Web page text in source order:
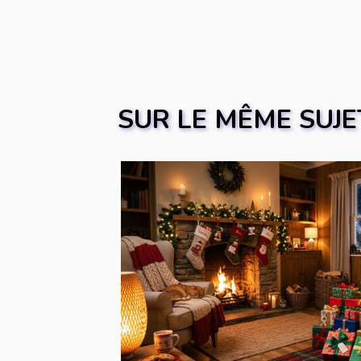
SUR LE MÊME